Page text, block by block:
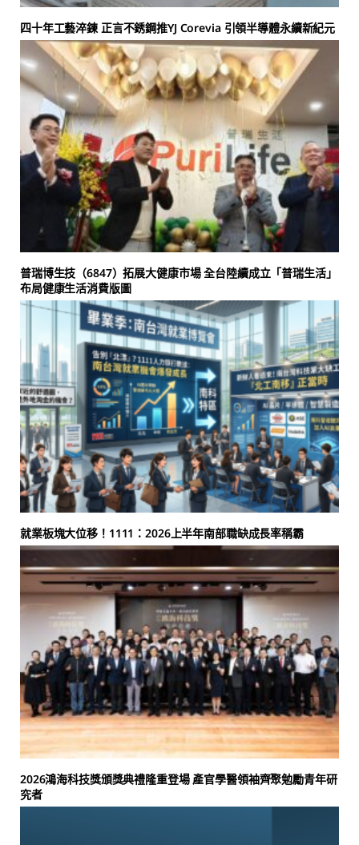
四十年工藝淬鍊 正言不銹鋼推YJ Corevia 引領半導體永續新紀元
普瑞博生技（6847）拓展大健康市場 全台陸續成立「普瑞生活」
布局健康生活消費版圖
就業板塊大位移！1111：2026上半年南部職缺成長率稱霸
2026鴻海科技獎頒獎典禮隆重登場 產官學醫領袖齊聚勉勵青年研
究者